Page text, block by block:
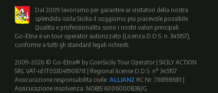
Dal 2009 lavoriamo per garantire ai visitatori della nostra
splendida isola Sicilia il soggiorno piu piacevole possibile.
Qualita e professionalita sono i nostri valori principali.
Go-Etna e un tour operator autorizzato (Licenza D.D.S. n. 3451S7),
conforme a tutti gli standard legali richiesti.
2009-2026 © Go-Etna® by GoinSicily Tour Operator | SICILY ACTION
SRL VAT-id:IT05304190878 | Regional license D.D.S. n° 3451S7
Assicurazione responsabilita civile: ALLIANZ RC Nr.:78898681 |
Assicurazione insolvenza: NOBIS 6006000838/G